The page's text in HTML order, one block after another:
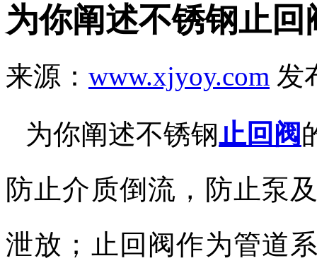
为你阐述不锈钢止回
来源： www.xjyoy.com 发
为你阐述不锈钢止回阀
防止介质倒流，防止泵
泄放；止回阀作为管道